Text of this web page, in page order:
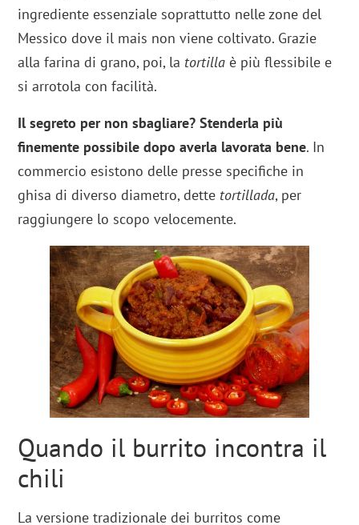
ingrediente essenziale soprattutto nelle zone del
Messico dove il mais non viene coltivato. Grazie
alla farina di grano, poi, la tortilla è più flessibile e
si arrotola con facilità.
Il segreto per non sbagliare? Stenderla più
finemente possibile dopo averla lavorata bene. In
commercio esistono delle presse specifiche in
ghisa di diverso diametro, dette tortillada, per
raggiungere lo scopo velocemente.
Quando il burrito incontra il
chili
La versione tradizionale dei burritos come